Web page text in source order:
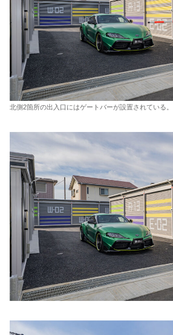
北側2箇所の出入口にはゲートバーが設置されている。